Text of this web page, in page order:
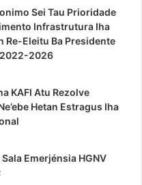
Sei Tau Prioridade
Infrastrutura Iha
Re-Eleitu Ba Presidente
2022-2026
KAFI Atu Rezolve
Hetan Estragus Iha
Emerjénsia HGNV